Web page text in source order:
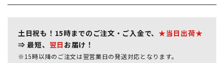
土日祝も！15時までのご注文・ご入金で、 ★当日出荷★
⇒ 最短、 翌日 お届け！
※15時以降のご注文は翌営業日の発送対応となります。